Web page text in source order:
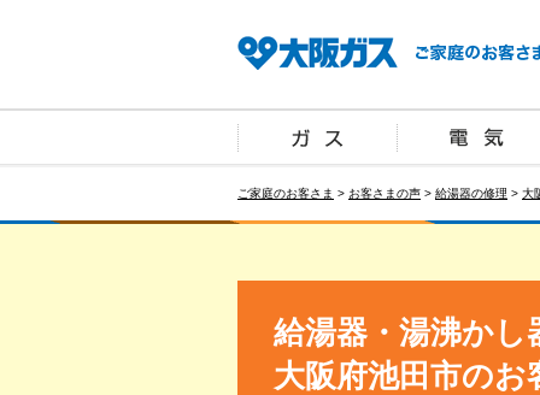
ご家庭のお客さま > お客さまの声 > 給湯器の修理 > 大
給湯器・湯沸かし
大阪府池田市のお